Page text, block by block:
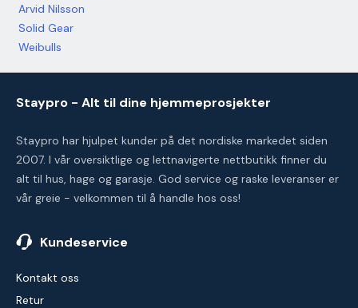
Arvid Nilsson
Solid Gear
Weibulls
Staypro - Alt til dine hjemmeprosjekter
Staypro har hjulpet kunder på det nordiske markedet siden
2007. I vår oversiktlige og lettnavigerte nettbutikk finner du
alt til hus, hage og garasje. God service og raske leveranser er
vår greie - velkommen til å handle hos oss!
Kundeservice
Kontakt oss
Retur